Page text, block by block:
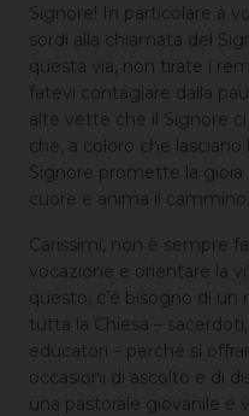
Signore! In particolare a
sordi alla chiamata del
questa via, non tirate i
fatevi contagiare dalla
alte vette che il Signore
che, a coloro che
Signore promette la gioia
cuore e anima il cammino.
Carissimi, non è sempre
vocazione e orientare la
questo, c’è bisogno di
tutta la Chiesa –
educatori – perché si
occasioni di ascolto e di
una pastorale giovanile e